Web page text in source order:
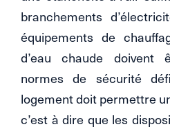
branchements
équipements de
d’eau chaude doivent
normes de sécurité
logement doit permettre
c’est à dire que les